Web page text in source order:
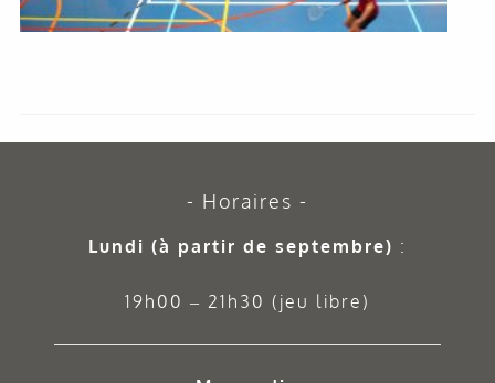
Horaires
Lundi (à partir de septembre) :
19h00 – 21h30 (jeu libre)